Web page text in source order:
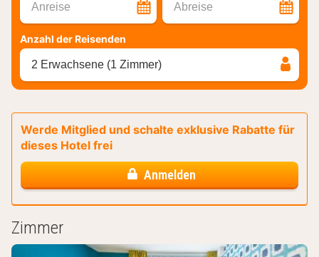
Anreise Abreise
Anzahl der Reisenden
2 Erwachsene (1 Zimmer)
Werde Mitglied und schalte exklusive Rabatte für
dieses Hotel frei
Anmelden
Zimmer